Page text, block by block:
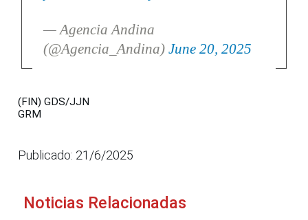
— Agencia Andina
(@Agencia_Andina) June 20, 2025
(FIN) GDS/JJN
GRM
Publicado: 21/6/2025
Noticias Relacionadas